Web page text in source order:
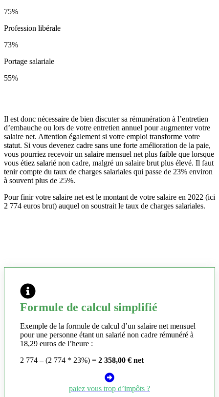
75%
Profession libérale
73%
Portage salariale
55%
Il est donc nécessaire de bien discuter sa rémunération à l’entretien
d’embauche ou lors de votre entretien annuel pour augmenter votre
salaire net. Attention également si votre emploi transforme votre
statut. Si vous devenez cadre sans une forte amélioration de la paie,
vous pourriez recevoir un salaire mensuel net plus faible que lorsque
vous étiez salarié non cadre, malgré un salaire brut plus élevé. Il faut
tenir compte du taux de charges salariales qui passe de 23% environ
à souvent plus de 25%.
Pour finir votre salaire net est le montant de votre salaire en 2022 (ici
2 774 euros brut) auquel on soustrait le taux de charges salariales.
Formule de calcul simplifié
Exemple de la formule de calcul d’un salaire net mensuel
pour une personne étant un salarié non cadre rémunéré à
18,29 euros de l’heure :
2 774 – (2 774 * 23%) = 2 358,00 € net
paiez vous trop d’impôts ?